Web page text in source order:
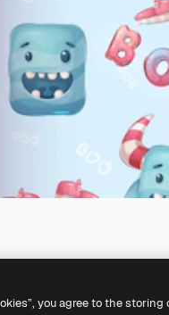
you agree to the